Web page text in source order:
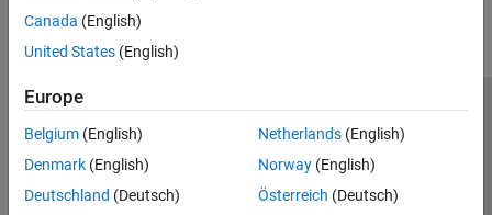
Canada (English)
United States (English)
Europe
Belgium (English)
Denmark (English)
Deutschland (Deutsch)
Netherlands(English)
Norway(English)
Österreich (Deutsch)
Lutte anti-piratage
Contacts locaux
© 1994-2026 The MathWorks, Inc.